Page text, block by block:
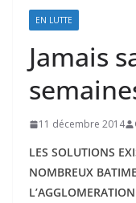
EN LUTTE
Jamais
11 décembre 2014
LES SOLUTIONS
NOMBREUX
L’AGGLOMERATION